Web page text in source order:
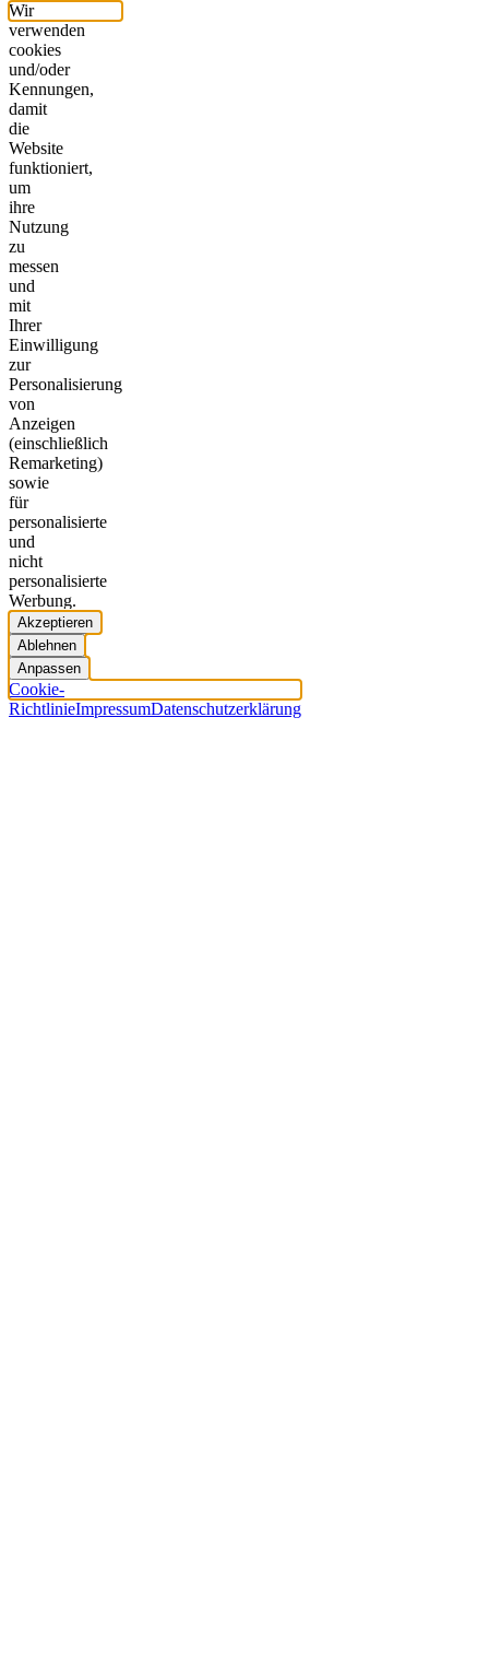
Wir
verwenden
cookies
und/oder
Kennungen,
damit
die
Website
funktioniert,
um
ihre
Nutzung
zu
messen
und
mit
Ihrer
Einwilligung
zur
Personalisierung
von
Anzeigen
(einschließlich
Remarketing)
sowie
für
personalisierte
und
nicht
personalisierte
Werbung.
Akzeptieren
Ablehnen
Anpassen
Cookie-
RichtlinieImpressumDatenschutzerklärung